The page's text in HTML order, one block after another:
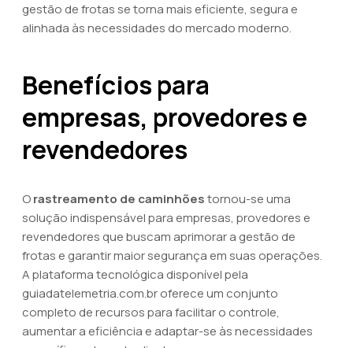
gestão de frotas se torna mais eficiente, segura e
alinhada às necessidades do mercado moderno.
Benefícios para
empresas, provedores e
revendedores
Orastreamento de caminhõestornou-se uma
solução indispensável para empresas, provedores e
revendedores que buscam aprimorar a gestão de
frotas e garantir maior segurança em suas operações.
A plataforma tecnológica disponível pela
guiadatelemetria.com.br oferece um conjunto
completo de recursos para facilitar o controle,
aumentar a eficiência e adaptar-se às necessidades